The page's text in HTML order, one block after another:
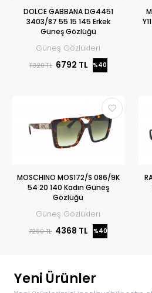
DOLCE GABBANA DG4451
3403/87 55 15 145 Erkek
Güneş Gözlüğü
Güneş Gözlükleri
11320 TL 6792 TL %40
MOSCHINO MOS172/S 086/9K
54 20 140 Kadın Güneş
Gözlüğü
Güneş Gözlükleri
7280 TL 4368 TL %40
Yeni Ürünler